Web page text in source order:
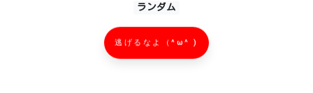
ランダム
逃げるなよ（^ω^ )